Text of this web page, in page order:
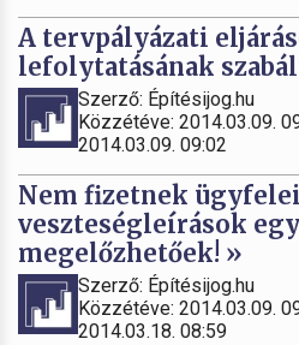
A tervpályázati
lefolytatásának
Szerző: Építésijog.hu
Közzétéve: 2014.03.09.
2014.03.09. 09:02
Nem fizetnek
veszteségleírások
megelőzhetőek! »
Szerző: Építésijog.hu
Közzétéve: 2014.03.09.
2014.03.18. 08:59